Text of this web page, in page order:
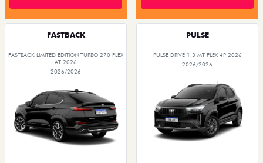
FASTBACK
FASTBACK LIMITED EDITION TURBO 270 FLEX
AT 2026
2026/2026
PULSE
PULSE DRIVE 1.3 MT FLEX 4P 2026
2026/2026